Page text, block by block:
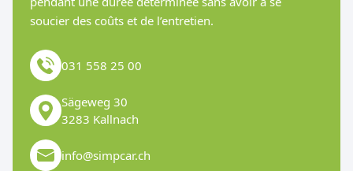
soucier des coûts et de l’entretien.
031 558 25 00
Sägeweg 30
3283 Kallnach
info@simpcar.ch